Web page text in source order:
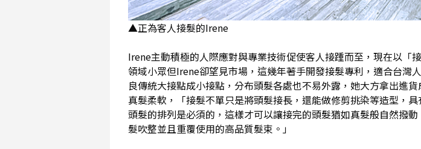
▲正為客人接髮的Irene
Irene主動積極的人際應對與專業技術促使客人接踵而至，現在以「
領域小眾但Irene卻望見市場，這幾年著手開發接髮專利，適合台灣
良傳統大接點成小接點，分布頭髮各處也不易外露，她大方拿出進
真髮柔軟，「接髮不單只是將頭髮接長，還能做修剪挑染等造型，
頭髮的排列是必須的，這樣才可以讓接完的頭髮猶如真髮般自然撥
髮吹整並且重覆使用的高品質髮束。」